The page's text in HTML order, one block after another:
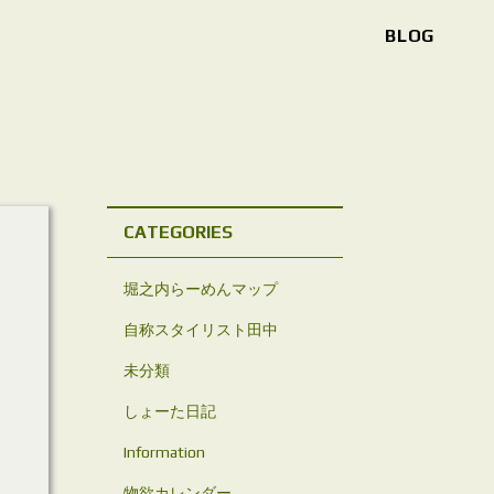
BLOG
CATEGORIES
堀之内らーめんマップ
自称スタイリスト田中
未分類
しょーた日記
Information